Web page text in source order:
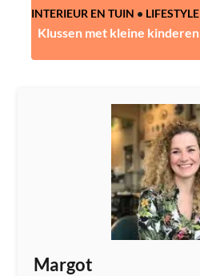
INTERIEUR EN TUIN • LIFESTYLE
Klussen met kleine kinderen
Margot